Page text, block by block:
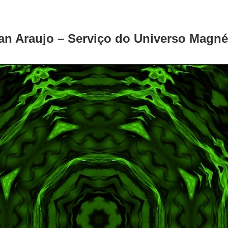
Araujo – Serviço do Universo